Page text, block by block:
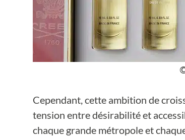
Cependant, cette ambition de
tension entre désirabilité et
chaque grande métropole et